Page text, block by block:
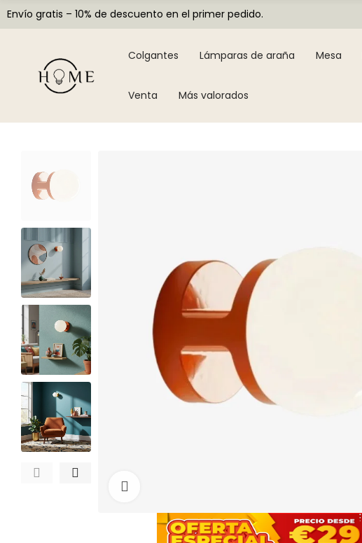
Envío gratis – 10% de descuento en el primer pedido.
Colgantes Lámparas de araña Mesa
Venta Más valorados